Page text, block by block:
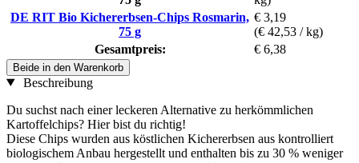
DE RIT Bio Kichererbsen-Chips Rosmarin,
75 g
€ 3,19
(€ 42,53 / kg)
Gesamtpreis:
€ 6,38
Beide in den Warenkorb
Beschreibung
Du suchst nach einer leckeren Alternative zu herkömmlichen
Kartoffelchips? Hier bist du richtig!
Diese Chips wurden aus köstlichen Kichererbsen aus kontrolliert
biologischem Anbau hergestellt und enthalten bis zu 30 % weniger